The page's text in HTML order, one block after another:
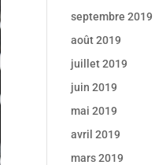
septembre 2019
août 2019
juillet 2019
juin 2019
mai 2019
avril 2019
mars 2019